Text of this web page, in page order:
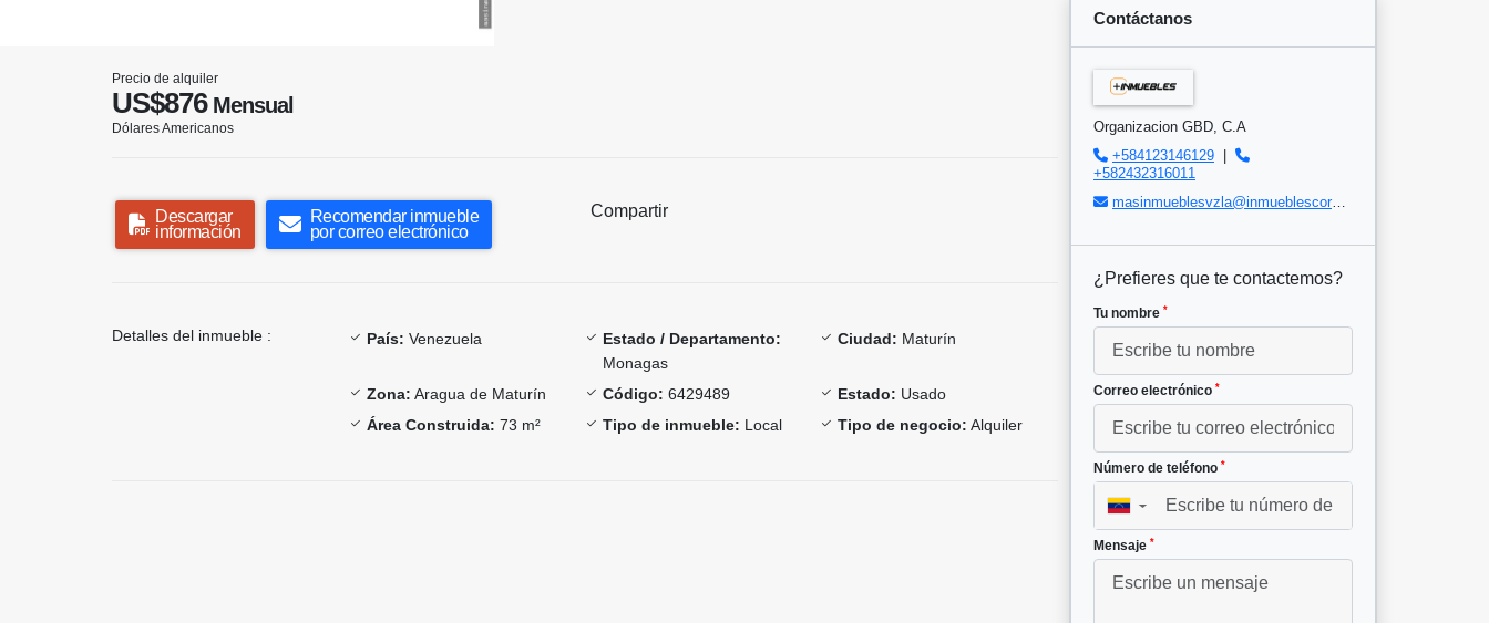
Precio de alquiler
US$876Mensual
Dólares Americanos
Descargar
información
Recomendar inmueble
por correo electrónico
Compartir
Detalles del inmueble : País: Venezuela
Estado / Departamento:
Monagas
Ciudad: Maturín
Zona: Aragua de Maturín Código: 6429489 Estado: Usado
Área Construida: 73 m² Tipo de inmueble: Local Tipo de negocio: Alquiler
Contáctanos
Organizacion GBD, C.A
+584123146129
+582432316011
masinmueblesvzla@inmueblescorp.com
¿Prefieres que te contactemos?
Tu nombre *
Correo electrónico *
Número de teléfono *
▼
Mensaje *